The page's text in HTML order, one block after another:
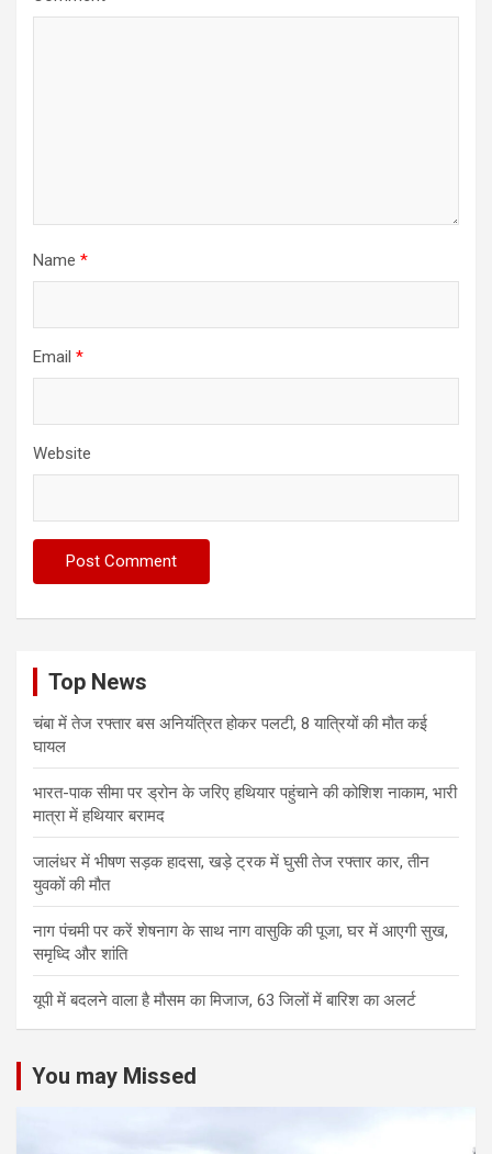
Name *
Email *
Website
Top News
चंबा में तेज रफ्तार बस अनियंत्रित होकर पलटी, 8 यात्रियों की मौत कई
घायल
भारत-पाक सीमा पर ड्रोन के जरिए हथियार पहुंचाने की कोशिश नाकाम, भारी
मात्रा में हथियार बरामद
जालंधर में भीषण सड़क हादसा, खड़े ट्रक में घुसी तेज रफ्तार कार, तीन
युवकों की मौत
नाग पंचमी पर करें शेषनाग के साथ नाग वासुकि की पूजा, घर में आएगी सुख,
समृध्दि और शांति
यूपी में बदलने वाला है मौसम का मिजाज, 63 जिलों में बारिश का अलर्ट
You may Missed